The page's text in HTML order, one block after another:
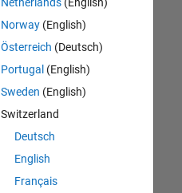
Norway(English)
Österreich (Deutsch)
Portugal (English)
Sweden (English)
Switzerland
Deutsch
English
Français